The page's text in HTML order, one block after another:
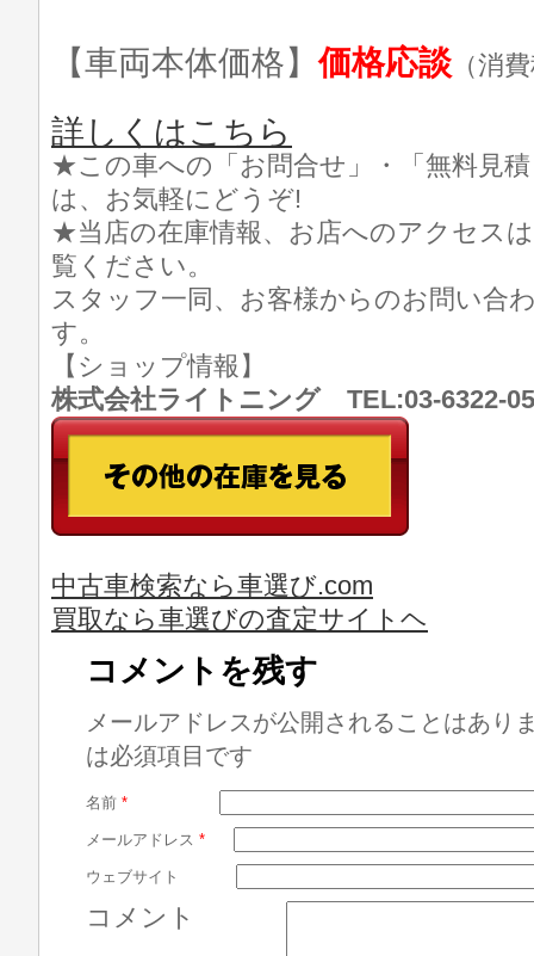
【車両本体価格】価格応談 （消
詳しくはこちら
★この車への「お問合せ」・「無料見
は、お気軽にどうぞ!
★当店の在庫情報、お店へのアクセス
覧ください。
スタッフ一同、お客様からのお問い合
す。
【ショップ情報】
株式会社ライトニング TEL:03-6322-
中古車検索なら車選び.com
買取なら車選びの査定サイトヘ
コメントを残す
メールアドレスが公開されることはあり
は必須項目です
名前 *
メールアドレス *
ウェブサイト
コメント